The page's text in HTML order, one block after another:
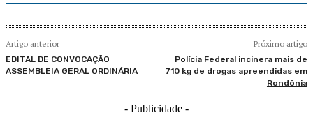
Artigo anterior
EDITAL DE CONVOCAÇÃO
ASSEMBLEIA GERAL ORDINÁRIA
Próximo artigo
Polícia Federal incinera mais de
710 kg de drogas apreendidas em
Rondônia
- Publicidade -